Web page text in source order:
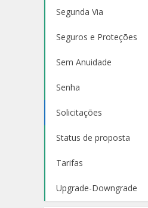
Segunda Via
Seguros e Proteções
Sem Anuidade
Senha
Solicitações
Status de proposta
Tarifas
Upgrade-Downgrade